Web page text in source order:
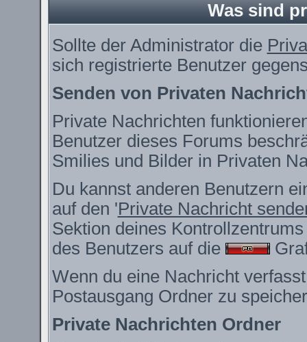
Was sind
Sollte der Administrator die
sich registrierte Benutzer
Senden von Privaten
Private Nachrichten
Benutzer dieses Forums
Smilies und Bilder in Privaten
Du kannst anderen Benutzern
auf den 'Private Nachricht
Sektion deines
des Benutzers auf die
Wenn du eine Nachricht
Postausgang Ordner zu
Private Nachrichten Ordner